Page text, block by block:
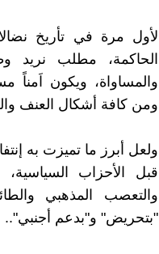
لأول مرة في تأريخ
الحاكمة، مطلب نريد
والمساواة، ويكون اَمناً
ومن كافة أشكال العنف
ولعل أبرز ما تميزت به
قبل الأحزاب
والتعصب المذهبي
"بتحريض" و"بدعم أجنبي"..